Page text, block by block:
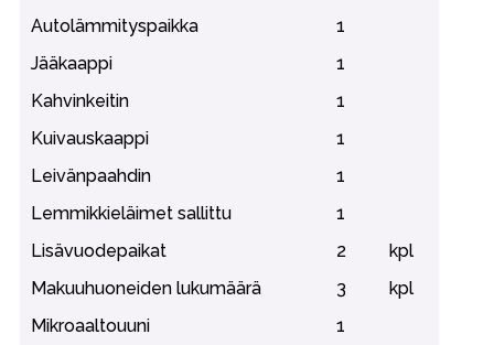
Autolämmityspaikka
1
Jääkaappi
1
Kahvinkeitin
1
Kuivauskaappi
1
Leivänpaahdin
1
Lemmikkieläimet sallittu
1
Lisävuodepaikat
2
kpl
Makuuhuoneiden lukumäärä
3
kpl
Mikroaaltouuni
1